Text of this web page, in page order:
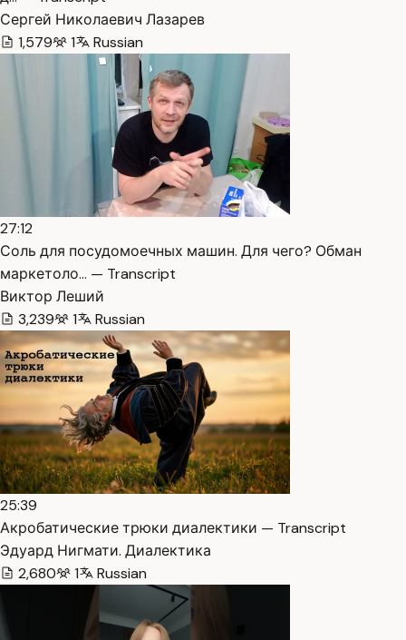
Сергей Николаевич Лазарев
1,579
1 Russian
27:12
Соль для посудомоечных машин. Для чего? Обман
маркетоло… — Transcript
Виктор Леший
3,239
1 Russian
25:39
Акробатические трюки диалектики — Transcript
Эдуард Нигмати. Диалектика
2,680
1 Russian